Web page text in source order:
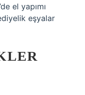
el yapımı
eşyalar